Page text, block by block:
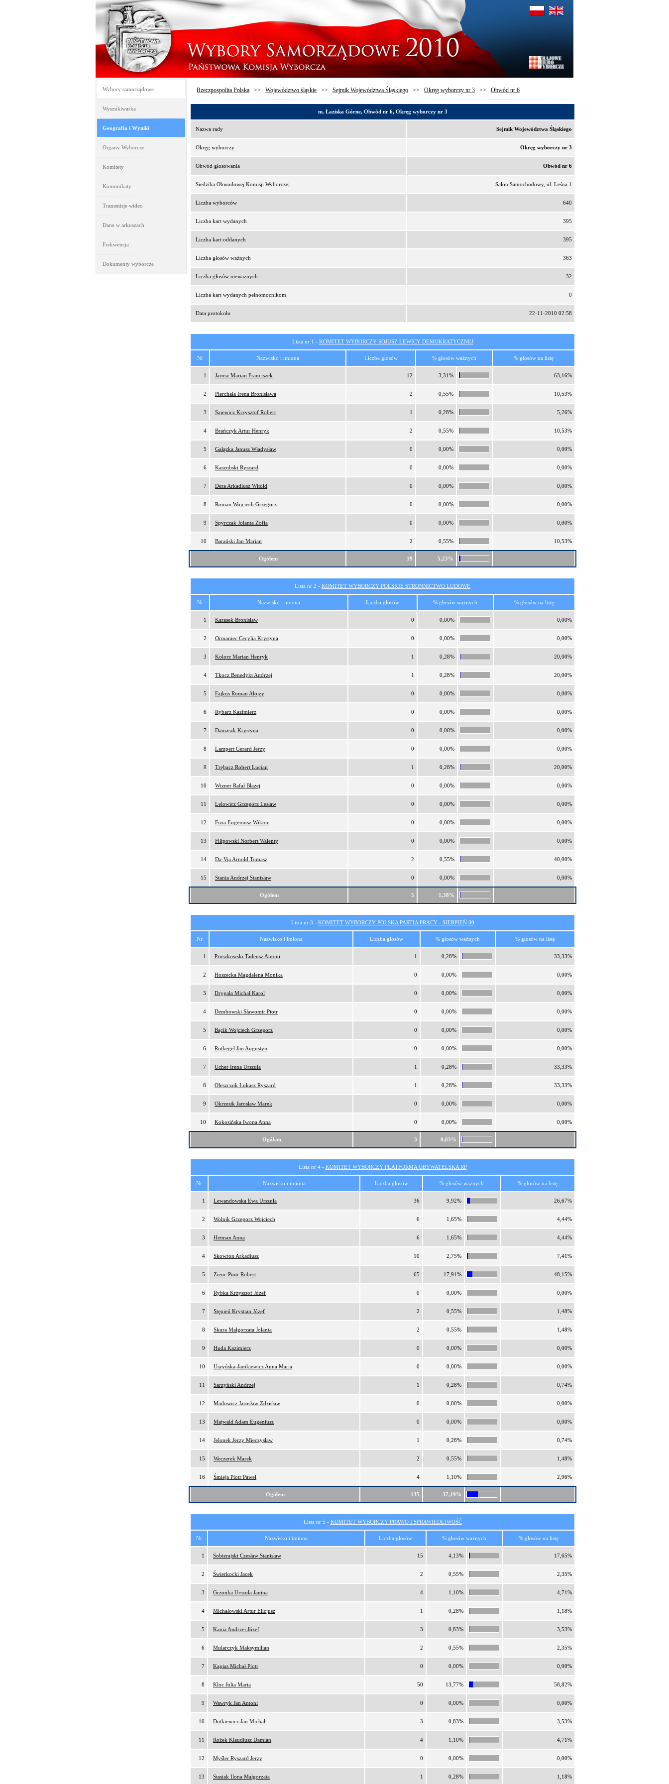
Wybory samorządowe
Wyszukiwarka
Geografia i Wyniki
Organy Wyborcze
Komitety
Komunikaty
Transmisje wideo
Dane w arkuszach
Frekwencja
Dokumenty wyborcze
Rzeczpospolita Polska >> Województwo śląskie >> Sejmik Województwa Śląskiego >> Okręg wyborczy nr 3 >> Obwód nr 6
m. Łaziska Górne, Obwód nr 6, Okręg wyborczy nr 3
Nazwa rady Sejmik Województwa Śląskiego
Okręg wyborczy Okręg wyborczy nr 3
Obwód głosowania Obwód nr 6
Siedziba Obwodowej Komisji Wyborczej Salon Samochodowy, ul. Leśna 1
Liczba wyborców 640
Liczba kart wydanych 395
Liczba kart oddanych 395
Liczba głosów ważnych 363
Liczba głosów nieważnych 32
Liczba kart wydanych pełnomocnikom 0
Data protokołu 22-11-2010 02:58
Lista nr 1 - KOMITET WYBORCZY SOJUSZ LEWICY DEMOKRATYCZNEJ
Nr Nazwisko i imiona Liczba głosów % głosów ważnych % głosów na listę
1 Jarosz Marian Franciszek 12 3,31% 63,16%
2 Pierchała Irena Bronisława 2 0,55% 10,53%
3 Sajewicz Krzysztof Robert 1 0,28% 5,26%
4 Brańczyk Artur Henryk 2 0,55% 10,53%
5 Gałązka Janusz Władysław 0 0,00% 0,00%
6 Kaszubski Ryszard 0 0,00% 0,00%
7 Dera Arkadiusz Witold 0 0,00% 0,00%
8 Roman Wojciech Grzegorz 0 0,00% 0,00%
9 Spyrczak Jolanta Zofia 0 0,00% 0,00%
10 Barański Jan Marian 2 0,55% 10,53%
Ogółem 19 5,23%
Lista nr 2 - KOMITET WYBORCZY POLSKIE STRONNICTWO LUDOWE
Nr Nazwisko i imiona Liczba głosów % głosów ważnych % głosów na listę
1 Karasek Bronisław 0 0,00% 0,00%
2 Ormaniec Cecylia Krystyna 0 0,00% 0,00%
3 Kolorz Marian Henryk 1 0,28% 20,00%
4 Tkocz Benedykt Andrzej 1 0,28% 20,00%
5 Fajkus Roman Alojzy 0 0,00% 0,00%
6 Rybarz Kazimierz 0 0,00% 0,00%
7 Damaszk Krystyna 0 0,00% 0,00%
8 Lampert Gerard Jerzy 0 0,00% 0,00%
9 Trębacz Robert Lucjan 1 0,28% 20,00%
10 Wizner Rafał Błażej 0 0,00% 0,00%
11 Lelowicz Grzegorz Lesław 0 0,00% 0,00%
12 Fizia Eugeniusz Wiktor 0 0,00% 0,00%
13 Filipowski Norbert Walenty 0 0,00% 0,00%
14 Da-Via Arnold Tomasz 2 0,55% 40,00%
15 Stania Andrzej Stanisław 0 0,00% 0,00%
Ogółem 5 1,38%
Lista nr 3 - KOMITET WYBORCZY POLSKA PARTIA PRACY - SIERPIEŃ 80
Nr Nazwisko i imiona Liczba głosów % głosów ważnych % głosów na listę
1 Pruszkowski Tadeusz Antoni 1 0,28% 33,33%
2 Hoszecka Magdalena Monika 0 0,00% 0,00%
3 Drygała Michał Karol 0 0,00% 0,00%
4 Dembowski Sławomir Piotr 0 0,00% 0,00%
5 Bącik Wojciech Grzegorz 0 0,00% 0,00%
6 Rotkegel Jan Augustyn 0 0,00% 0,00%
7 Ucher Irena Urszula 1 0,28% 33,33%
8 Oleszczuk Łukasz Ryszard 1 0,28% 33,33%
9 Okrzesik Jarosław Marek 0 0,00% 0,00%
10 Kokosińska Iwona Anna 0 0,00% 0,00%
Ogółem 3 0,83%
Lista nr 4 - KOMITET WYBORCZY PLATFORMA OBYWATELSKA RP
Nr Nazwisko i imiona Liczba głosów % głosów ważnych % głosów na listę
1 Lewandowska Ewa Urszula 36 9,92% 26,67%
2 Wolnik Grzegorz Wojciech 6 1,65% 4,44%
3 Hetman Anna 6 1,65% 4,44%
4 Skowron Arkadiusz 10 2,75% 7,41%
5 Zienc Piotr Robert 65 17,91% 48,15%
6 Rybka Krzysztof Józef 0 0,00% 0,00%
7 Stępień Krystian Józef 2 0,55% 1,48%
8 Skura Małgorzata Jolanta 2 0,55% 1,48%
9 Huda Kazimierz 0 0,00% 0,00%
10 Uszyńska-Janikiewicz Anna Maria 0 0,00% 0,00%
11 Sarzyński Andrzej 1 0,28% 0,74%
12 Madowicz Jarosław Zdzisław 0 0,00% 0,00%
13 Majwald Adam Eugeniusz 0 0,00% 0,00%
14 Jelonek Jerzy Mieczysław 1 0,28% 0,74%
15 Weczerek Marek 2 0,55% 1,48%
16 Śmieja Piotr Paweł 4 1,10% 2,96%
Ogółem 135 37,19%
Lista nr 5 - KOMITET WYBORCZY PRAWO I SPRAWIEDLIWOŚĆ
Nr Nazwisko i imiona Liczba głosów % głosów ważnych % głosów na listę
1 Sobierajski Czesław Stanisław 15 4,13% 17,65%
2 Świerkocki Jacek 2 0,55% 2,35%
3 Grzonka Urszula Janina 4 1,10% 4,71%
4 Michałowski Artur Elicjusz 1 0,28% 1,18%
5 Kania Andrzej Józef 3 0,83% 3,53%
6 Mularczyk Maksymilian 2 0,55% 2,35%
7 Kapias Michał Piotr 0 0,00% 0,00%
8 Kloc Julia Maria 50 13,77% 58,82%
9 Wawryk Jan Antoni 0 0,00% 0,00%
10 Dutkiewicz Jan Michał 3 0,83% 3,53%
11 Rożek Klaudiusz Damian 4 1,10% 4,71%
12 Myśler Ryszard Jerzy 0 0,00% 0,00%
13 Stasiak Ilona Małgorzata 1 0,28% 1,18%